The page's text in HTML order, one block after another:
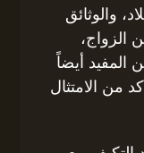
والوثائق
الزواج،
المفيد أيضاً
من الامتثال